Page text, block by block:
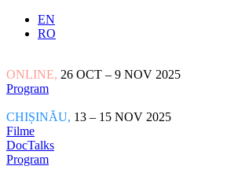
EN
RO
ONLINE, 26 OCT – 9 NOV 2025
Program
CHIȘINĂU, 13 – 15 NOV 2025
Filme
DocTalks
Program